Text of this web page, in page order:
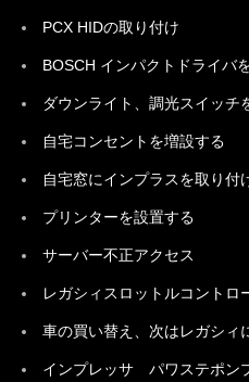
PCX HIDの取り付け
BOSCH インパクトドライバ
ダウンライト、調光スイッチ
自宅コンセントを増設する
自宅窓にインプラスを取り付
プリンターを設置する
サーバー不正アクセス
レガシィスロットルコントロ
車の買い替え、次はレガシィ
インプレッサ パワステポン